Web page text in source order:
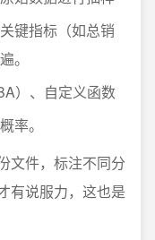
键指标（如总销
。
）、自定义函数
率。
文件，标注不同分
有说服力，这也是